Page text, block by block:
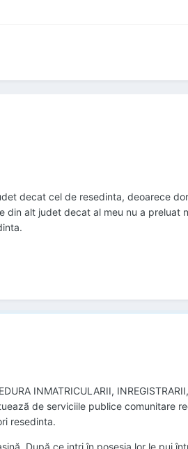
decat cel de resedinta, deoarece
alt judet decat al meu nu a
INMATRICULARII,
de serviciile publice comunitare
resedinta.